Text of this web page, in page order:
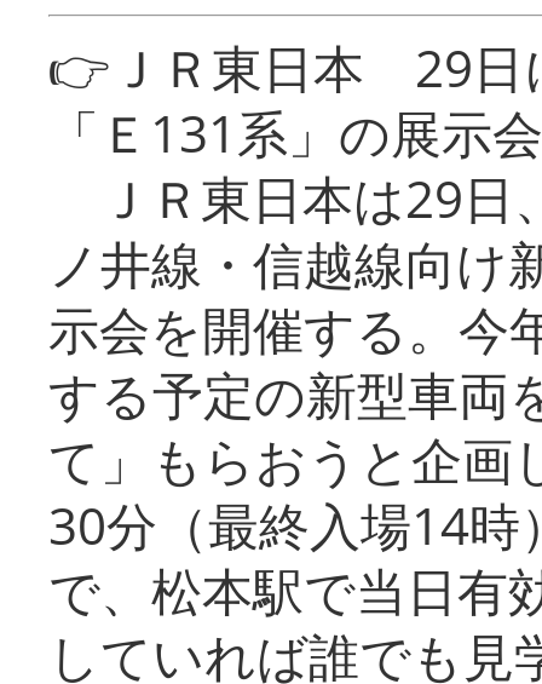
👉ＪＲ東日本 29日
「Ｅ131系」の展示会
ＪＲ東日本は29日
ノ井線・信越線向け
示会を開催する。今
する予定の新型車両
て」もらおうと企画
30分（最終入場14
で、松本駅で当日有
していれば誰でも